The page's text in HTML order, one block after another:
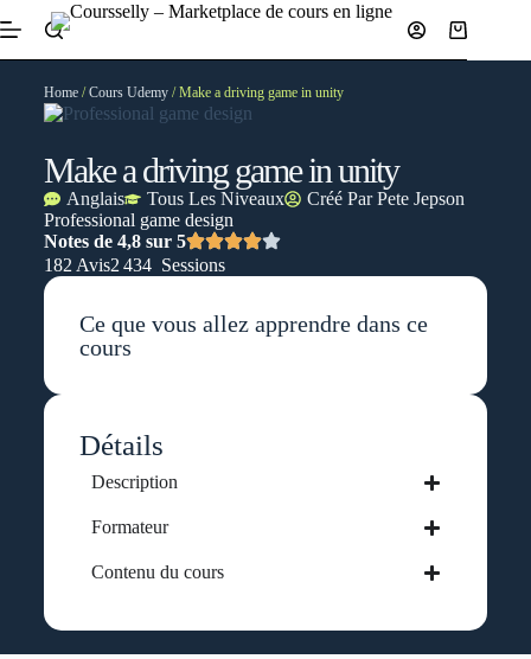
Home/Cours Udemy/ Make a driving game in unity
Make a driving game in unity
Anglais Tous Les Niveaux Créé ParPete Jepson
Professional game design
Notes de 4,8 sur 5
182 Avis2 434 Sessions
Ce que vous allez apprendre dans ce
cours
Détails
Description
Formateur
Contenu du cours